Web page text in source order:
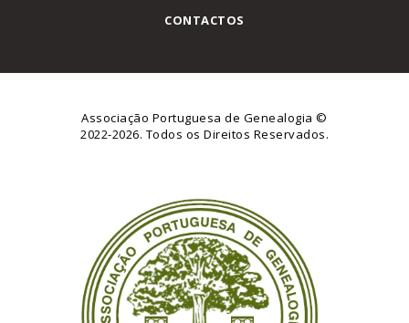
CONTACTOS
Associação Portuguesa de Genealogia©
2022-2026. Todos os Direitos Reservados.